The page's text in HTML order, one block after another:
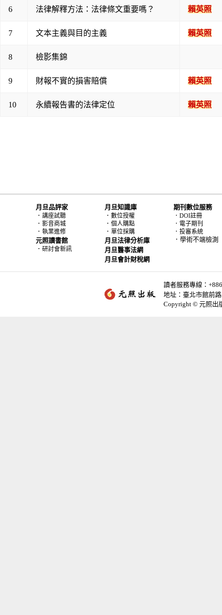
6 法律解釋方法：法律條文重要嗎？ 賴英照
7 文本主義與目的主義 賴英照
8 檢影集錦
9 財報不實的損害賠償 賴英照
10 永續報告書的法律定位 賴英照
月旦品評家
． 講座試聽
． 影音商城
． 執業進修
元照讀書館
． 研討會新訊
月旦知識庫
． 數位授權
． 個人購點
． 單位採購
月旦法律分析庫
月旦醫事法網
月旦會計財稅網
期刊數位服務
．DOI註冊
．電子期刊
．投審系統
．學術不端檢測
讀者服務專線：
地址：臺北市館前
Copyright © 元照出